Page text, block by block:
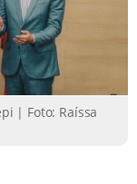
| Foto: Raíssa